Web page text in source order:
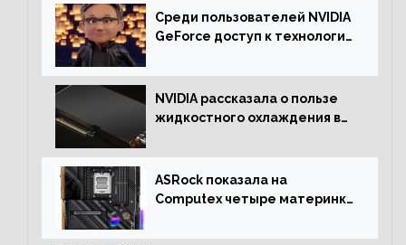
Среди пользователей NVIDIA
GeForce доступ к технологии
NVIDIA рассказала о пользе
жидкостного охлаждения в
ASRock показала на
Computex четыре материнки
включая модели Taichi